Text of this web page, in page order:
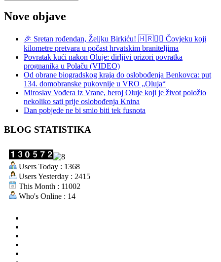
Nove objave
🎉 Sretan rođendan, Željku Birkiću! 🇭🇷🏃‍♂️ Čovjeku koji
kilometre pretvara u počast hrvatskim braniteljima
Povratak kući nakon Oluje: dirljivi prizori povratka
prognanika u Polaču (VIDEO)
Od obrane biogradskog kraja do oslobođenja Benkovca: put
134. domobranske pukovnije u VRO „Oluja“
Miroslav Vođera iz Vrane, heroj Oluje koji je život položio
nekoliko sati prije oslobođenja Knina
Dan pobjede ne bi smio biti tek fusnota
BLOG STATISTIKA
Users Today : 1368
Users Yesterday : 2415
This Month : 11002
Who's Online : 14